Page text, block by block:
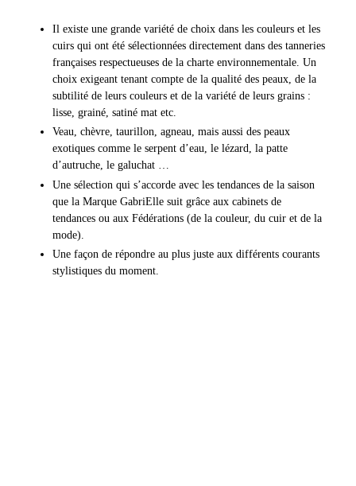
Il existe une grande variété de choix dans les couleurs et les
cuirs qui ont été sélectionnées directement dans des tanneries
françaises respectueuses de la charte environnementale. Un
choix exigeant tenant compte de la qualité des peaux, de la
subtilité de leurs couleurs et de la variété de leurs grains :
lisse, grainé, satiné mat etc.
Veau, chèvre, taurillon, agneau, mais aussi des peaux
exotiques comme le serpent d’eau, le lézard, la patte
d’autruche, le galuchat …
Une sélection qui s’accorde avec les tendances de la saison
que la Marque GabriElle suit grâce aux cabinets de
tendances ou aux Fédérations (de la couleur, du cuir et de la
mode).
Une façon de répondre au plus juste aux différents courants
stylistiques du moment.